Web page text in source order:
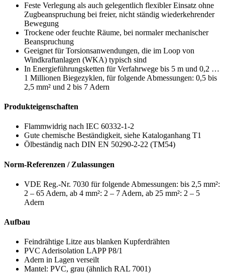
Feste Verlegung als auch gelegentlich flexibler Einsatz ohne
Zugbeanspruchung bei freier, nicht ständig wiederkehrender
Bewegung
Trockene oder feuchte Räume, bei normaler mechanischer
Beanspruchung
Geeignet für Torsionsanwendungen, die im Loop von
Windkraftanlagen (WKA) typisch sind
In Energieführungsketten für Verfahrwege bis 5 m und 0,2 …
1 Millionen Biegezyklen, für folgende Abmessungen: 0,5 bis
2,5 mm² und 2 bis 7 Adern
Produkteigenschaften
Flammwidrig nach IEC 60332-1-2
Gute chemische Beständigkeit, siehe Kataloganhang T1
Ölbeständig nach DIN EN 50290-2-22 (TM54)
Norm-Referenzen / Zulassungen
VDE Reg.-Nr. 7030 für folgende Abmessungen: bis 2,5 mm²:
2 – 65 Adern, ab 4 mm²: 2 – 7 Adern, ab 25 mm²: 2 – 5
Adern
Aufbau
Feindrähtige Litze aus blanken Kupferdrähten
PVC Aderisolation LAPP P8/1
Adern in Lagen verseilt
Mantel: PVC, grau (ähnlich RAL 7001)